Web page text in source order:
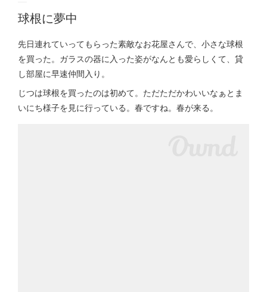
球根に夢中
先日連れていってもらった素敵なお花屋さんで、小さな球根
を買った。ガラスの器に入った姿がなんとも愛らしくて、貸
し部屋に早速仲間入り。
じつは球根を買ったのは初めて。ただただかわいいなぁとま
いにち様子を見に行っている。春ですね。春が来る。